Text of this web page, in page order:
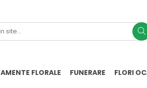
FLORALE FUNERARE FLORI